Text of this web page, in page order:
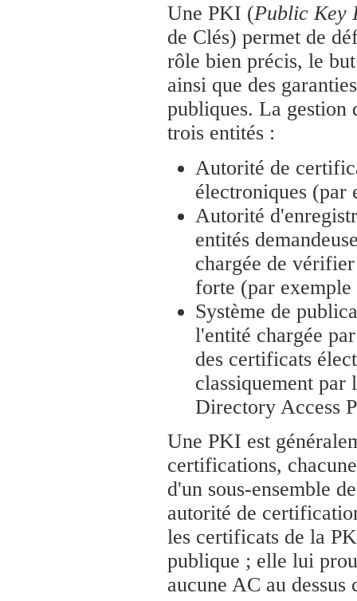
Une PKI (Public Key
de Clés) permet de
rôle bien précis, le
ainsi que des
publiques. La gestion
trois entités :
Autorité de
électroniques (par
Autorité
entités
chargée de
forte (par
Système de
l'entité chargée
des certificats
classiquement
Directory Access
Une PKI est
certifications,
d'un sous-ensemble
autorité de
les certificats de la
publique ; elle lui
aucune AC au